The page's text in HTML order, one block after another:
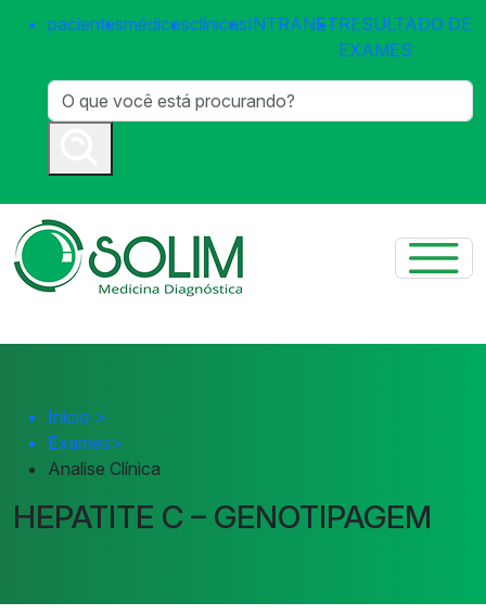
pacientesmédicosclínicasINTRANETRESULTADO DE
EXAMES
Início >
Exames>
Analise Clínica
HEPATITE C – GENOTIPAGEM